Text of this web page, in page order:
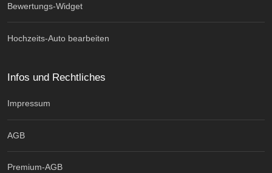
Bewertungs-Widget
Hochzeits-Auto bearbeiten
Infos und Rechtliches
Impressum
AGB
Premium-AGB